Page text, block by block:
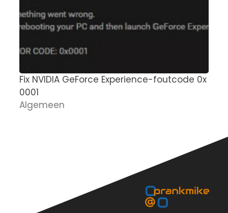
Fix NVIDIA GeForce Experience-foutcode 0x
0001
Algemeen